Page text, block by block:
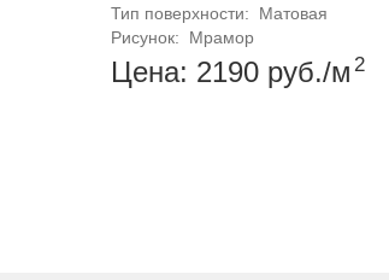
Тип поверхности:
Матовая
Рисунок:
Мрамор
Цена: 2190 руб./м 2